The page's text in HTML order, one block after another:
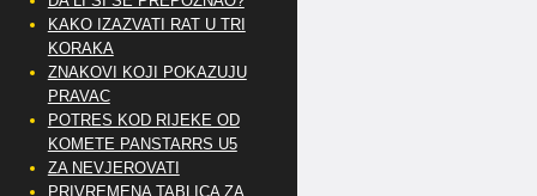
KAKO IZAZVATI RAT U TRI
KORAKA
ZNAKOVI KOJI POKAZUJU
PRAVAC
POTRES KOD RIJEKE OD
KOMETE PANSTARRS U5
ZA NEVJEROVATI
PRIVREMENA TABLICA ZA